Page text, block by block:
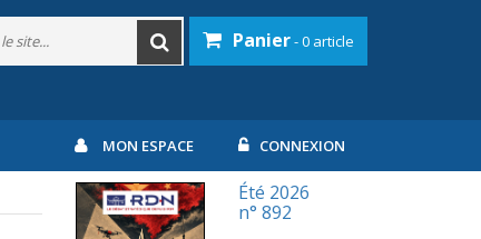
Panier- 0 article
MON ESPACE CONNEXION
Été 2026
n° 892